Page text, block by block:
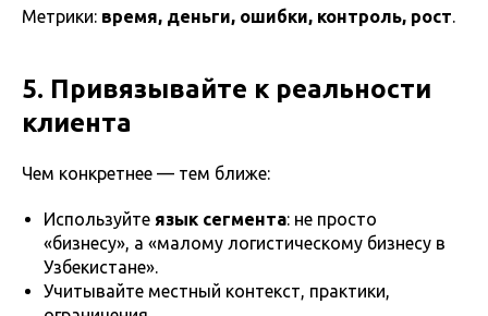
Метрики: время, деньги, ошибки, контроль, рост.
5. Привязывайте к реальности
клиента
Чем конкретнее — тем ближе:
Используйте язык сегмента: не просто
«бизнесу», а «малому логистическому бизнесу в
Узбекистане».
Учитывайте местный контекст, практики,